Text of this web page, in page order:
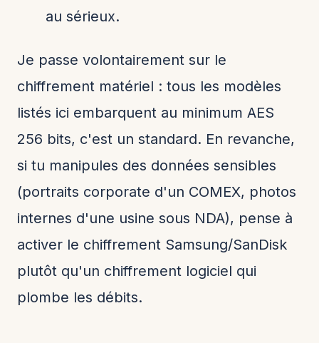
au sérieux.
Je passe volontairement sur le
chiffrement matériel : tous les modèles
listés ici embarquent au minimum AES
256 bits, c'est un standard. En revanche,
si tu manipules des données sensibles
(portraits corporate d'un COMEX, photos
internes d'une usine sous NDA), pense à
activer le chiffrement Samsung/SanDisk
plutôt qu'un chiffrement logiciel qui
plombe les débits.